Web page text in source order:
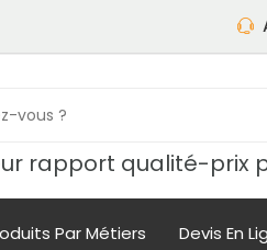
rapport qualité-prix
Par Métiers Devis En